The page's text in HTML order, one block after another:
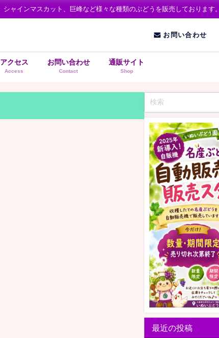
ャインマスカット、巨峰など様々な種類のぶどうを販売しております。
お問い合わせ
アクセス
Access
お問い合わせ
Contact
通販サイト
Shop
最近の投稿